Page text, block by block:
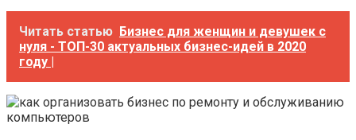
Читать статью Бизнес для женщин и девушек с
нуля - ТОП-30 актуальных бизнес-идей в 2020
году |